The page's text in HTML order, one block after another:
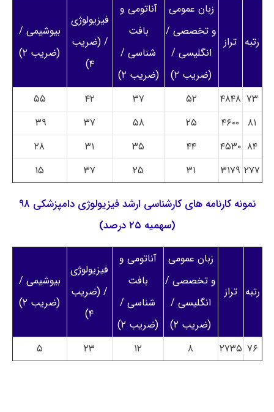
رتبه تراز
زبان عمومی
و تخصصی /
انگلیسی /
(ضریب ۲)
آناتومی و
بافت
شناسی /
(ضریب ۲)
فیزیولوژی
/ (ضریب
۴)
بیوشیمی /
(ضریب ۲)
۷۳ ۴۸۴۸ ۵۲ ۳۷ ۴۲
۵۵
۸۱ ۴۶۰۰ ۲۵ ۵۸ ۳۷
۳۹
۸۴ ۴۵۳۰ ۴۴ ۳۵ ۳۱
۲۸
۲۷۷ ۳۱۷۹ ۳۱ ۲۵ ۳۷ ۱۵
نمونه کارنامه های کارشناسی ارشد فیزیولوژی دامپزشکی ۹۸
(سهمیه ۲۵ درصد)
رتبه تراز
زبان عمومی
و تخصصی /
انگلیسی /
(ضریب ۲)
آناتومی و
بافت
شناسی /
(ضریب ۲)
فیزیولوژی
/ (ضریب
۴)
بیوشیمی /
(ضریب ۲)
۷۶ ۲۷۳۵ ۸ ۱۲ ۲۳ ۵